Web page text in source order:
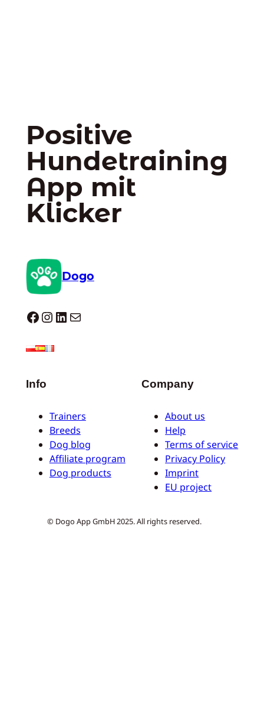
Positive
Hundetraining
App mit
Klicker
Dogo
Dogo facebook InstagramLinkedIn E-Mail
Info
Trainers
Breeds
Dog blog
Affiliate program
Dog products
Company
About us
Help
Terms of service
Privacy Policy
Imprint
EU project
© Dogo App GmbH 2025. All rights reserved.